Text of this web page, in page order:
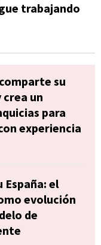
trabajando
su
crea un
para
experiencia
el
evolución
de